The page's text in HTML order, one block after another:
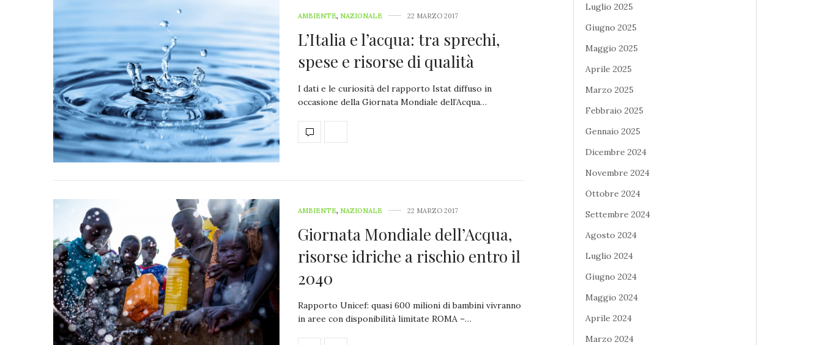
AMBIENTE, NAZIONALE 22 MARZO 2017
L’Italia e l’acqua: tra sprechi,
spese e risorse di qualità
I dati e le curiosità del rapporto Istat diffuso in
occasione della Giornata Mondiale dell’Acqua…
AMBIENTE, NAZIONALE 22 MARZO 2017
Giornata Mondiale dell’Acqua,
risorse idriche a rischio entro il
2040
Rapporto Unicef: quasi 600 milioni di bambini vivranno
in aree con disponibilità limitate ROMA –…
Luglio 2025
Giugno 2025
Maggio 2025
Aprile 2025
Marzo 2025
Febbraio 2025
Gennaio 2025
Dicembre 2024
Novembre 2024
Ottobre 2024
Settembre 2024
Agosto 2024
Luglio 2024
Giugno 2024
Maggio 2024
Aprile 2024
Marzo 2024